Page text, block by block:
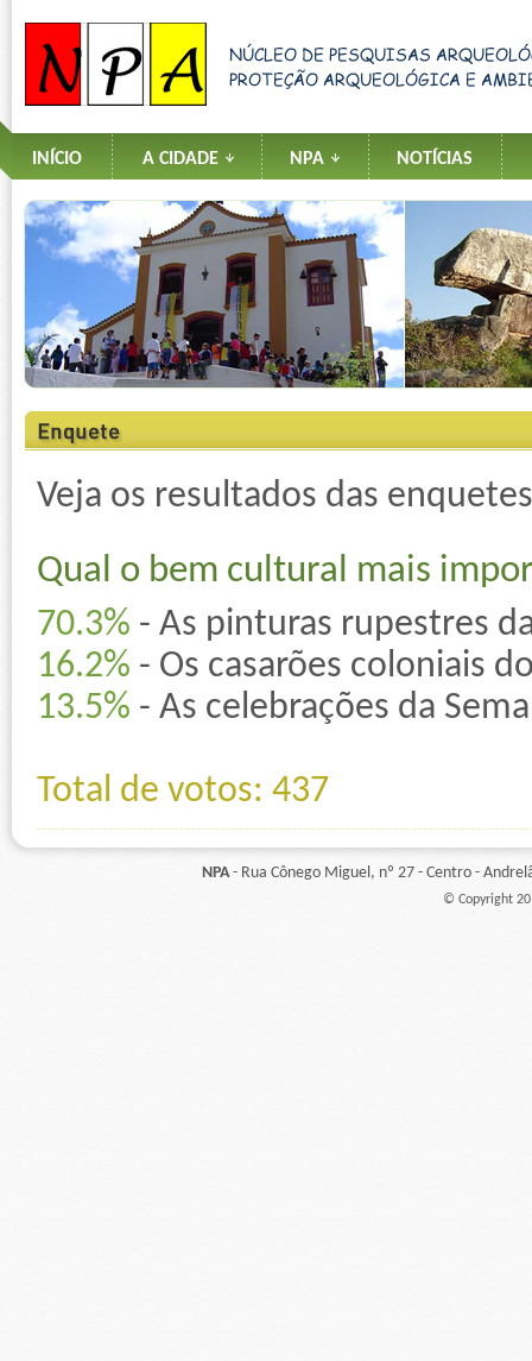
INÍCIO A CIDADE NPA NOTÍCIAS
Veja os resultados das
Qual o bem cultural mais
70.3% - As pinturas rupestres
16.2% - Os casarões coloniais
13.5% - As celebrações da
Total de votos: 437
NPA- Rua Cônego Miguel, nº 27 - Centro -
© Copyright